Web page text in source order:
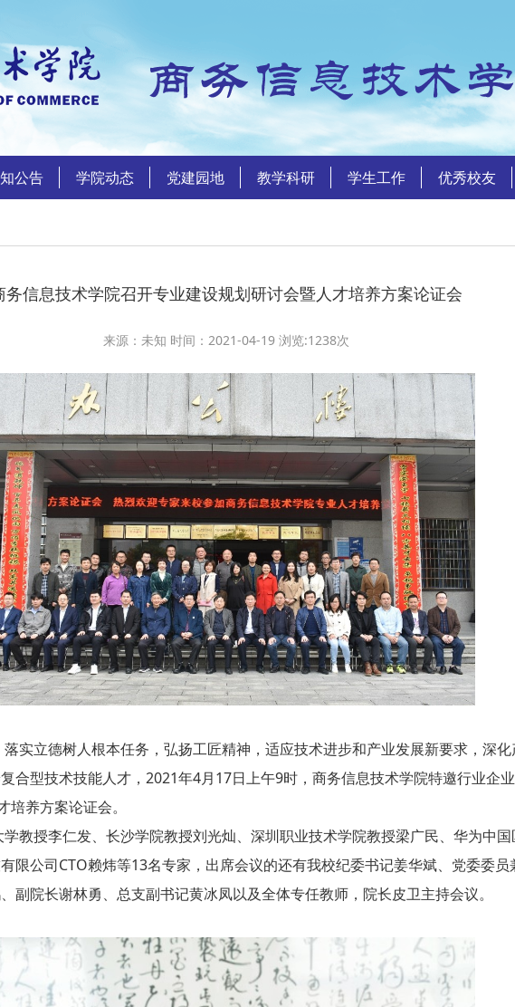
公告 学院动态 党建园地 教学科研 学生工作 优秀校友
务信息技术学院召开专业建设规划研讨会暨人才培养方案论证会
来源：未知 时间：2021-04-19 浏览:1238次
实立德树人根本任务，弘扬工匠精神，适应技术进步和产业发展新要求，深
合型技术技能人才，2021年4月17日上午9时，商务信息技术学院特邀行业企
养方案论证会。
教授李仁发、长沙学院教授刘光灿、深圳职业技术学院教授梁广民、华为中
限公司CTO赖炜等13名专家，出席会议的还有我校纪委书记姜华斌、党委委
副院长谢林勇、总支副书记黄冰凤以及全体专任教师，院长皮卫主持会议。